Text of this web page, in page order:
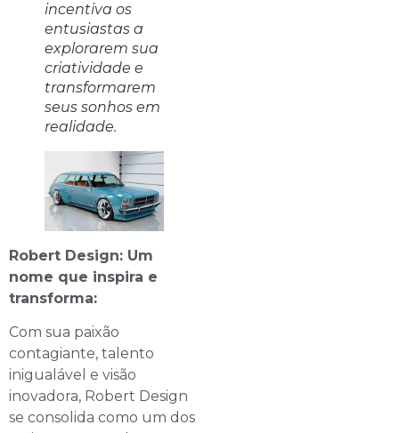
incentiva os
entusiastas a
explorarem sua
criatividade e
transformarem
seus sonhos em
realidade.
Robert Design: Um
nome que inspira e
transforma:
Com sua paixão
contagiante, talento
inigualável e visão
inovadora, Robert Design
se consolida como um dos